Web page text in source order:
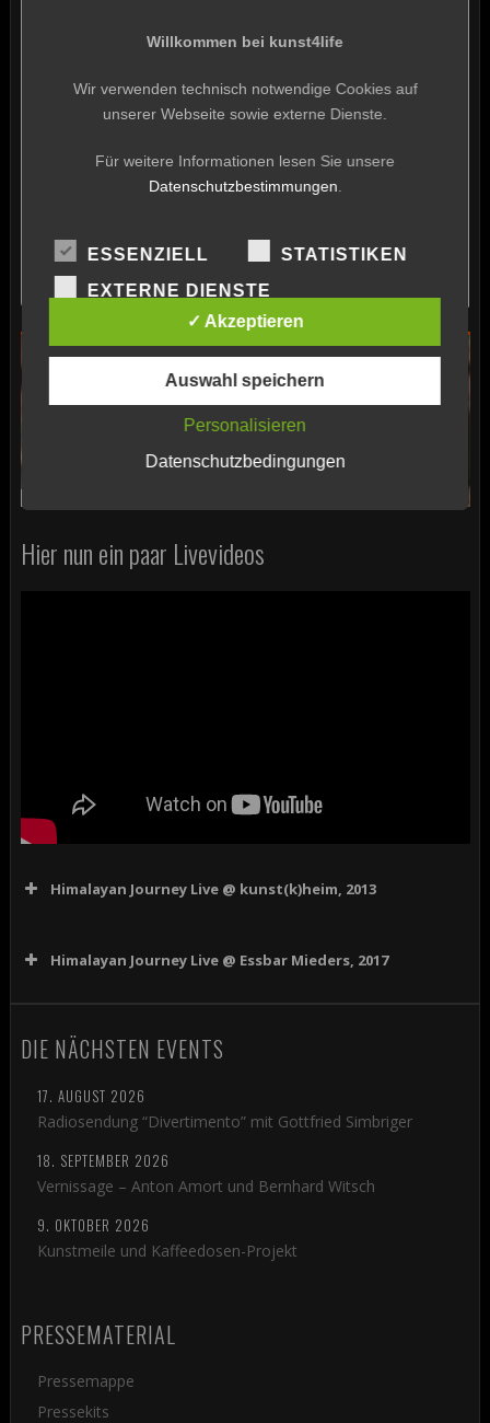
Hier nun ein paar Livevideos
Himalayan Journey Live @ kunst(k)heim, 2013
Audio-
Himalayan Journey Live @ Essbar Mieders, 2017
Audio-
00:00
Player
Audio-
Player
00:00
Audio-
00:00
DIE NÄCHSTEN EVENTS
17. AUGUST 2026
Radiosendung “Divertimento” mit Gottfried Simbriger
18. SEPTEMBER 2026
Vernissage – Anton Amort und Bernhard Witsch
9. OKTOBER 2026
Kunstmeile und Kaffeedosen-Projekt
PRESSEMATERIAL
Pressemappe
Pressekits
Willkommen bei kunst4life
Wir verwenden technisch notwendige Cookies auf
unserer Webseite sowie externe Dienste.
Für weitere Informationen lesen Sie unsere
Datenschutzbestimmungen
ESSENZIELL
STATISTIKEN
EXTERNE DIENSTE
✓ Akzeptieren
Auswahl speichern
Personalisieren
Datenschutzbedingungen